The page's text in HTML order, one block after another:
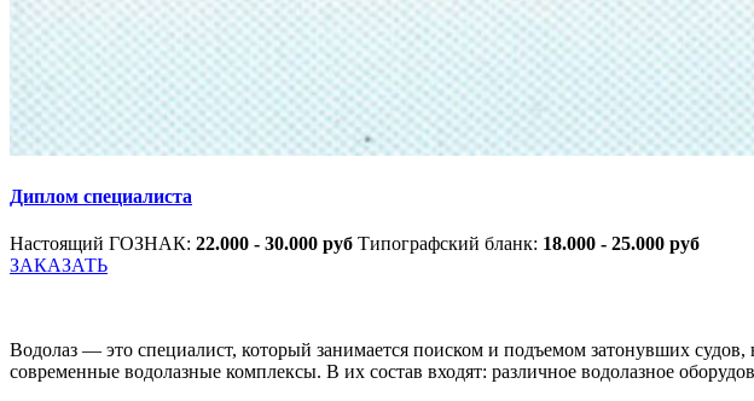
Диплом специалиста
Настоящий ГОЗНАК: 22.000 - 30.000 руб Типографский бланк: 18.000 - 25.000 руб
ЗАКАЗАТЬ
Водолаз — это специалист, который занимается поиском и подъемом затонувших
современные водолазные комплексы. В их состав входят: различное водолазное